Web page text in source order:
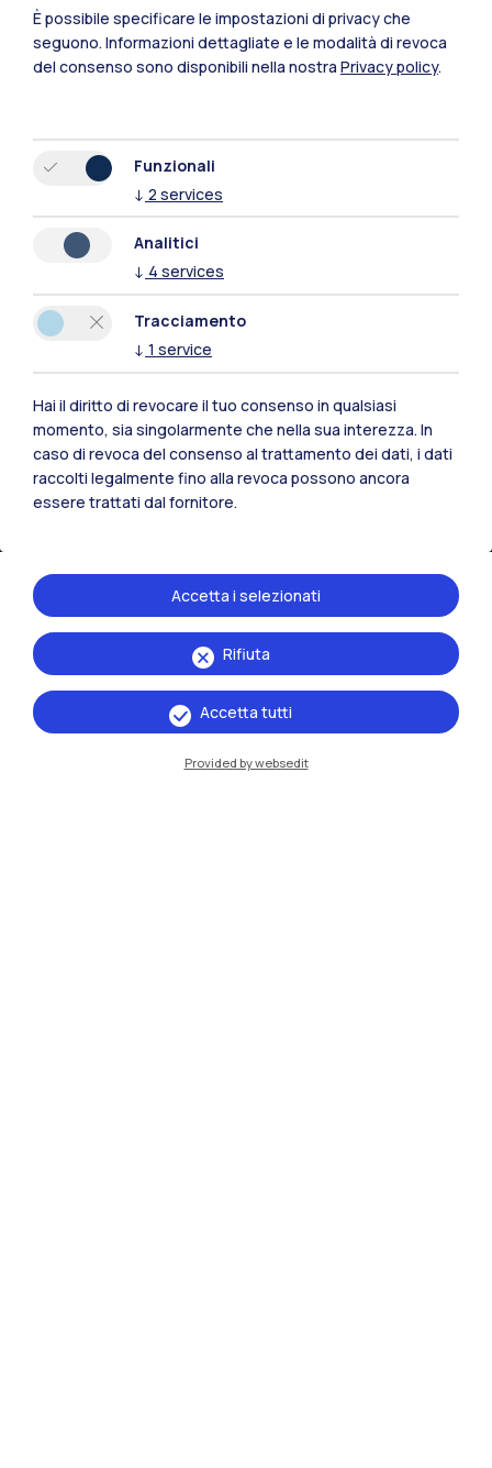
Polimi Community
Tutti i siti dell’ecosistema
Residenze
IT EN
Sedi
Milano Leonardo
È possibile specificare le impostazioni di privacy che
seguono. Informazioni dettagliate e le modalità di revoca
del consenso sono disponibili nella nostra Privacy policy.
Funzionali
↓ 2 services
Analitici
↓ 4 services
Tracciamento
↓ 1 service
Hai il diritto di revocare il tuo consenso in qualsiasi
momento, sia singolarmente che nella sua interezza. In
caso di revoca del consenso al trattamento dei dati, i dati
raccolti legalmente fino alla revoca possono ancora
essere trattati dal fornitore.
Rifiuta
Accetta i selezionati
Accetta tutti
Provided by websedit